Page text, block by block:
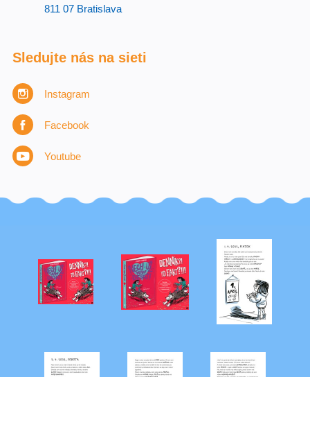
811 07 Bratislava
Sledujte nás na sieti
Instagram
Facebook
Youtube